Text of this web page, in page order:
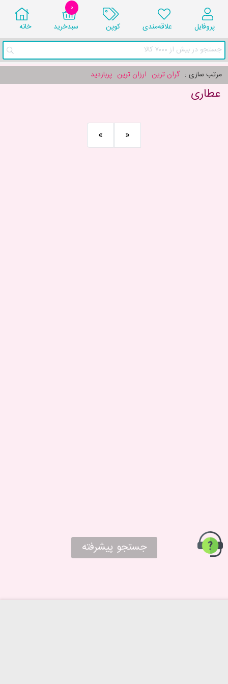
پروفایل علاقه‌مندی کوپن
0
سبد‌خرید
خانه
جستجو در بیش از ۷۰۰۰ کالا
مرتب سازی : گران ترین ارزان ترین پربازدید
عطاری
« »
جستجو پیشرفته